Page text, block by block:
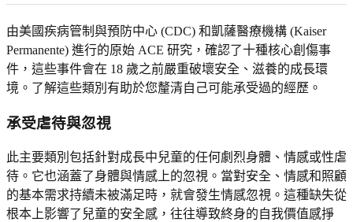
由美國疾病管制與預防中心 (CDC) 和凱薩醫療機構 (Kaiser
Permanente) 進行的原始 ACE 研究，確認了十種核心創傷事
件，這些事件會在 18 歲之前嚴重破壞安全、滋養的成長環
境。了解這些類別有助於您釐清自己可能承受過的經歷。
承受虐待與忽視
此主要類別包括針對成長中兒童的任何劇烈身體、情感或性虐
待。它也涵蓋了身體與情感上的忽視。當對安全、情感和照顧
的基本需求持續未被滿足時，就會發生情感忽視。這種缺失從
根本上影響了兒童的安全感，往往導致終身的自我價值感掙